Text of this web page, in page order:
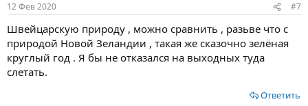
12 Фев 2020 #7
Швейцарскую природу , можно сравнить , разьве что с
природой Новой Зеландии , такая же сказочно зелёная
круглый год . Я бы не отказался на выходных туда
слетать.
Ответить